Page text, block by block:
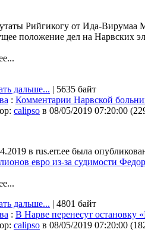
Рийгикогу от Ида-Вирумаа
положение дел на Нарвских
дальше... | 5635 байт
: Комментарии Нарвской
calipso в 08/05/2019 07:20:00 (
в rus.err.ee была
евро из-за судимости
дальше... | 4801 байт
: В Нарве перенесут остановку
calipso в 08/05/2019 07:20:00 (